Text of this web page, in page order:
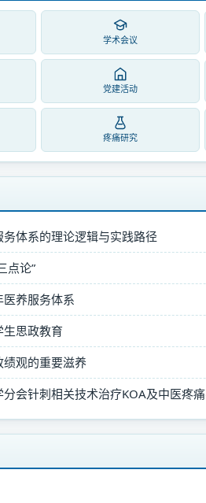
学术会议
党建活动
疼痛研究
体系的理论逻辑与实践路径
点论”
养服务体系
生思政教育
观的重要滋养
会针刺相关技术治疗KOA及中医疼痛学